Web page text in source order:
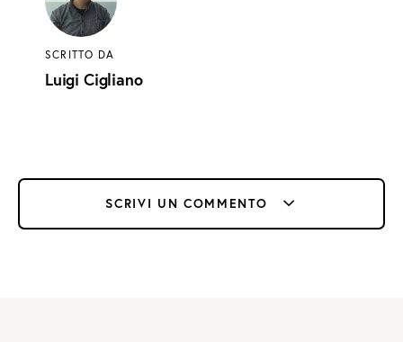
SCRITTO DA
Luigi Cigliano
SCRIVI UN COMMENTO